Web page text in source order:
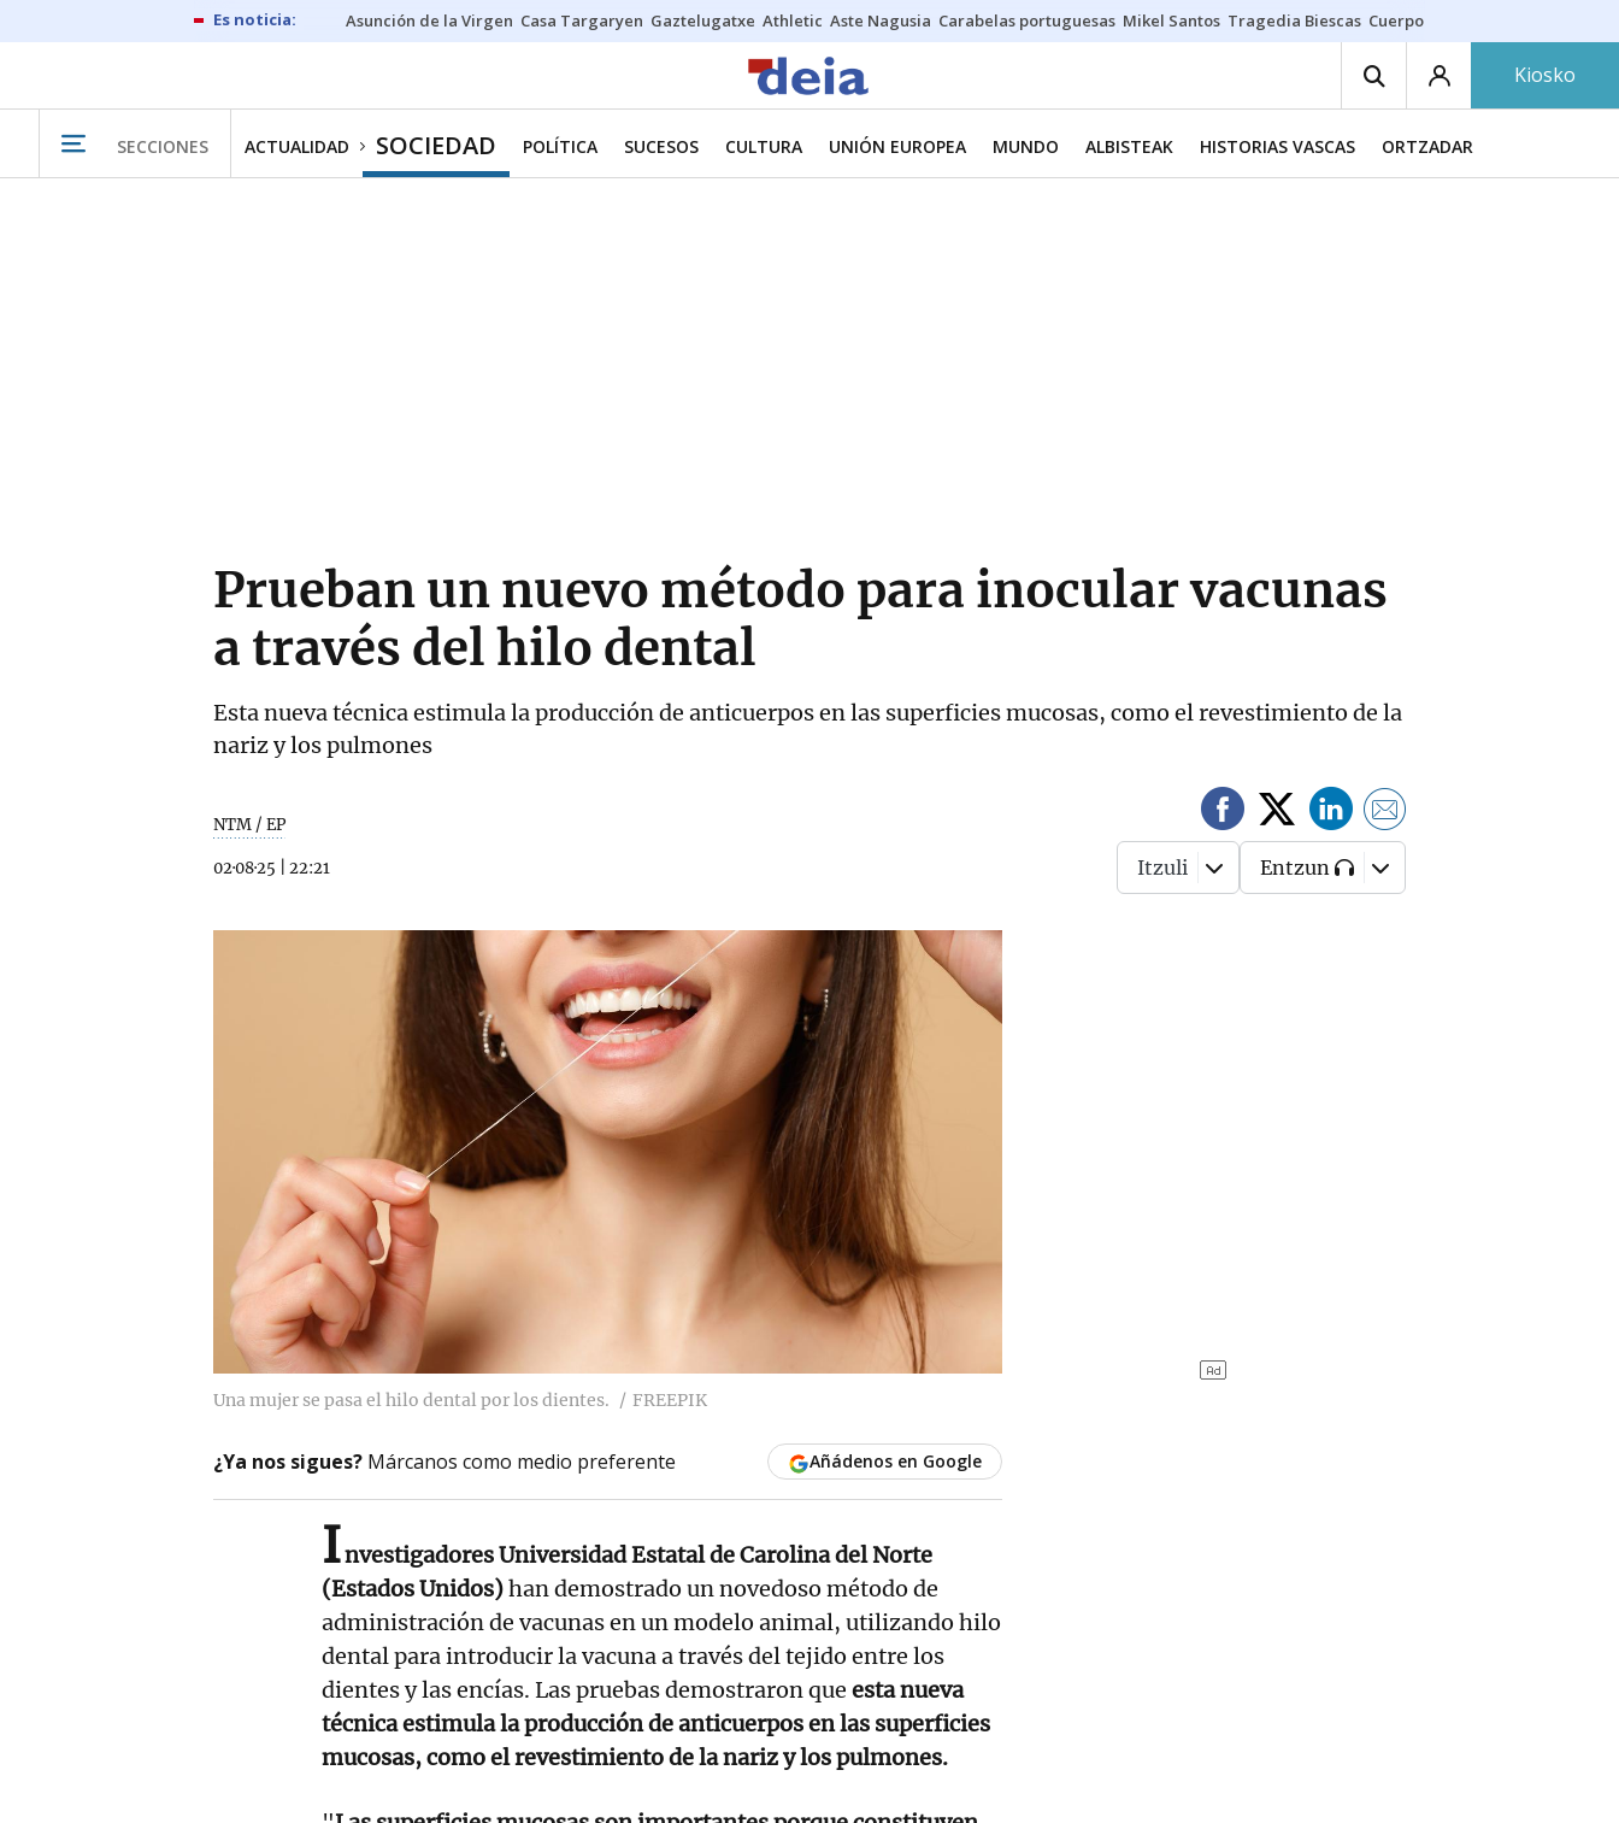
Asunción de la Virgen Casa Targaryen Gaztelugatxe Athletic Aste Nagusia Carabelas portuguesas Mikel Santos Tragedia Biescas Cuerpo ría
Kiosko
SECCIONES ACTUALIDAD SOCIEDAD POLÍTICA SUCESOS CULTURA UNIÓN EUROPEA MUNDO ALBISTEAK HISTORIAS VASCAS ORTZADAR
Prueban un nuevo método para inocular vacunas
a través del hilo dental
Esta nueva técnica estimula la producción de anticuerpos en las superficies mucosas, como el revestimiento de la
nariz y los pulmones
NTM / EP
02·08·25 22:21 Itzuli Entzun
Una mujer se pasa el hilo dental por los dientes. FREEPIK
¿Ya nos sigues? Márcanos como medio preferente Añádenos en Google
Investigadores Universidad Estatal de Carolina del Norte
(Estados Unidos)han demostrado un novedoso método de
administración de vacunas en un modelo animal, utilizando hilo
dental para introducir la vacuna a través del tejido entre los
dientes y las encías. Las pruebas demostraron que esta nueva
técnica estimula la producción de anticuerpos en las superficies
mucosas, como el revestimiento de la nariz y los pulmones.